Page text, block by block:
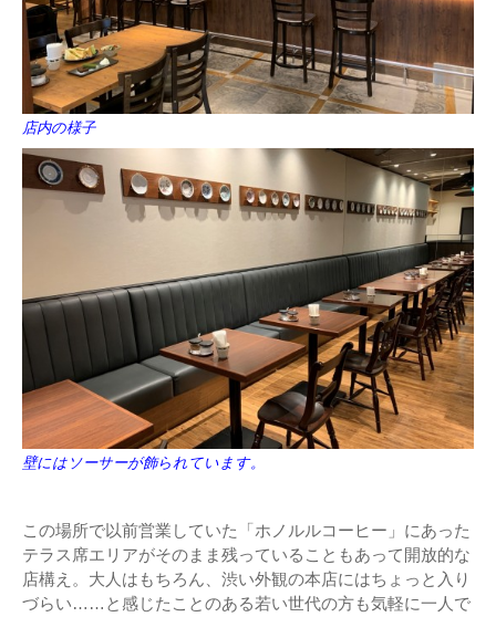
店内の様子
壁にはソーサーが飾られています。
この場所で以前営業していた「ホノルルコーヒー」にあった
テラス席エリアがそのまま残っていることもあって開放的な
店構え。大人はもちろん、渋い外観の本店にはちょっと入り
づらい……と感じたことのある若い世代の方も気軽に一人で